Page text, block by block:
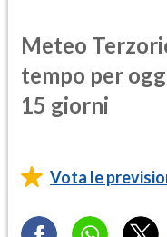
Meteo
tempo per
15 giorni
Vota le